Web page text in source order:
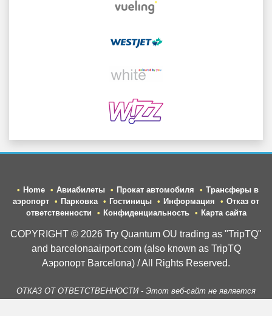
Home Авиабилеты Прокат автомобиля
Трансферы в
аэропорт
Парковка Гостиницы Информация
Отказ от
ответственности
Конфиденциальность Карта сайта
COPYRIGHT © 2026 Try Quantum OU trading as "TripTQ"
and barcelonaairport.com (also known as TripTQ
Аэропорт Barcelona) / All Rights Reserved.
ОТКАЗ ОТ ОТВЕТСТВЕННОСТИ - Этот веб-сайт не является